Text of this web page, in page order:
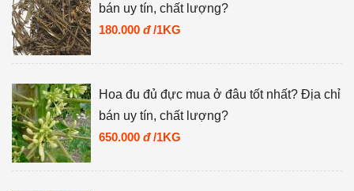
bán uy tín, chất lượng?
180.000 đ /1KG
Hoa đu đủ đực mua ở đâu tốt nhất? Địa chỉ
bán uy tín, chất lượng?
650.000 đ /1KG